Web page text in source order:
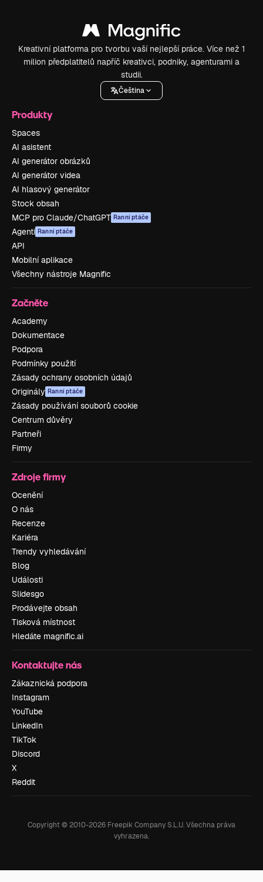
Kreativní platforma pro tvorbu vaší nejlepší práce. Více než 1
milion předplatitelů napříč kreativci, podniky, agenturami a
studii.
Čeština
Produkty
Spaces
AI asistent
AI generátor obrázků
AI generátor videa
AI hlasový generátor
Stock obsah
MCP pro Claude/ChatGPT Ranní ptáče
Agenti Ranní ptáče
API
Mobilní aplikace
Všechny nástroje Magnific
Začněte
Academy
Dokumentace
Podpora
Podmínky použití
Zásady ochrany osobních údajů
Originály Ranní ptáče
Zásady používání souborů cookie
Centrum důvěry
Partneři
Firmy
Zdroje firmy
Ocenění
O nás
Recenze
Kariéra
Trendy vyhledávání
Blog
Události
Slidesgo
Prodávejte obsah
Tisková místnost
Hledáte magnific.ai
Kontaktujte nás
Zákaznická podpora
Instagram
YouTube
LinkedIn
TikTok
Discord
X
Reddit
Copyright © 2010-2026 Freepik Company S.L.U.Všechna práva
vyhrazena.